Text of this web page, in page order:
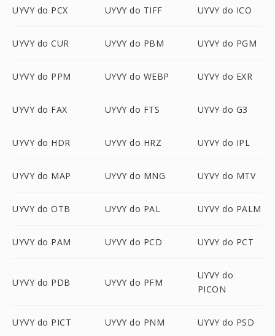
UYVY do PCX UYVY do TIFF UYVY do ICO
UYVY do CUR UYVY do PBM UYVY do PGM
UYVY do PPM UYVY do WEBP UYVY do EXR
UYVY do FAX UYVY do FTS UYVY do G3
UYVY do HDR UYVY do HRZ UYVY do IPL
UYVY do MAP UYVY do MNG UYVY do MTV
UYVY do OTB UYVY do PAL UYVY do PALM
UYVY do PAM UYVY do PCD UYVY do PCT
UYVY do PDB UYVY do PFM
UYVY do
PICON
UYVY do PICT UYVY do PNM UYVY do PSD